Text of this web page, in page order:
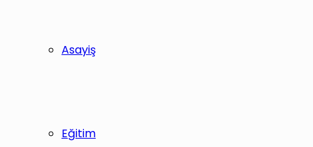
Asayiş
Eğitim